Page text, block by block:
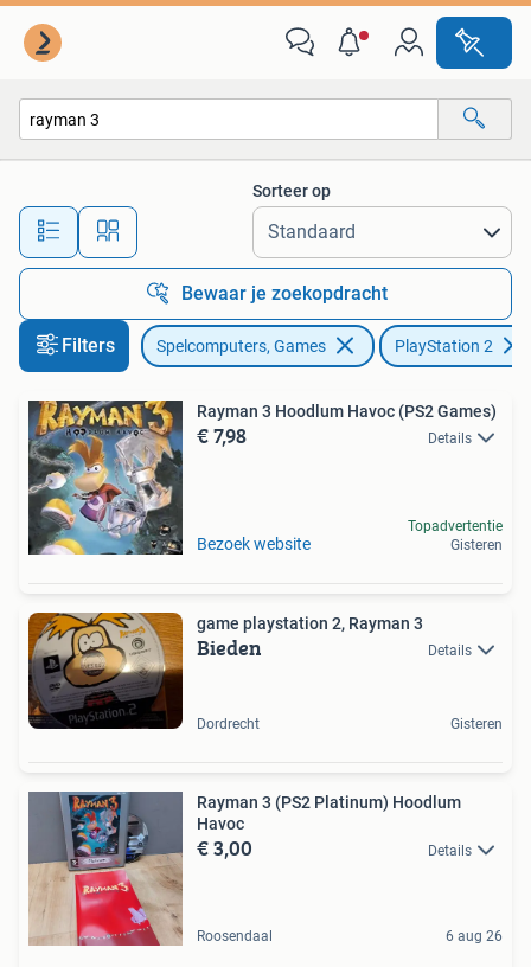
Alle afstanden…
Sorteer op
Bewaar je zoekopdracht
Filters Spelcomputers, Games PlayStation 2
Rayman 3 Hoodlum Havoc (PS2 Games)
€ 7,98 Details
Bezoek website
Topadvertentie
Gisteren
game playstation 2, Rayman 3
Bieden Details
Dordrecht Gisteren
Rayman 3 (PS2 Platinum) Hoodlum
Havoc
€ 3,00 Details
Roosendaal 6 aug 26